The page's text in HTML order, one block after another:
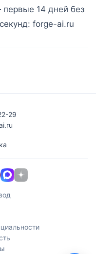
первые 14 дней без
forge-ai.ru
29